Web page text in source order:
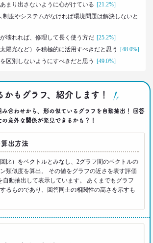
ストレンド 連載⑤--
研究員/コピーライター
シェフに！
1位？ 和食が消えた？
ランキング大激変
ストレンド 連載③–
研究員
研究員/コピーライター
まり出さないように心がけている [21.2%]
制度やシステムがなければ環境問題は解決しないと
壊れれば、修理して長く使う方だ [25.2%]
陽光など）を積極的に活用すべきだと思う
[48.0%]
区別しないようにすべきだと思う
[49.0%]
かもグラフ、紹介します！
合わせから、形の似ているグラフを自動抽出！ 回答
の意外な関係が発見できるかも？！
出方法
比）をベクトルとみなし、2グラフ間のベクトルの
類似度を算出。 その値をグラフの近さを表す評価
自動抽出して表示しています。 あくまでもグラフ
るものであり、回答同士の相関性の高さを示すも